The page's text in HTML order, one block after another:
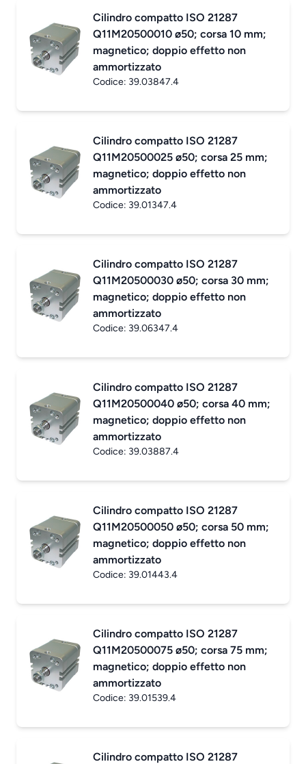
Cilindro compatto ISO 21287
Q11M20500010 ø50; corsa 10 mm;
magnetico; doppio effetto non
ammortizzato
Codice: 39.03847.4
Cilindro compatto ISO 21287
Q11M20500025 ø50; corsa 25 mm;
magnetico; doppio effetto non
ammortizzato
Codice: 39.01347.4
Cilindro compatto ISO 21287
Q11M20500030 ø50; corsa 30 mm;
magnetico; doppio effetto non
ammortizzato
Codice: 39.06347.4
Cilindro compatto ISO 21287
Q11M20500040 ø50; corsa 40 mm;
magnetico; doppio effetto non
ammortizzato
Codice: 39.03887.4
Cilindro compatto ISO 21287
Q11M20500050 ø50; corsa 50 mm;
magnetico; doppio effetto non
ammortizzato
Codice: 39.01443.4
Cilindro compatto ISO 21287
Q11M20500075 ø50; corsa 75 mm;
magnetico; doppio effetto non
ammortizzato
Codice: 39.01539.4
Cilindro compatto ISO 21287